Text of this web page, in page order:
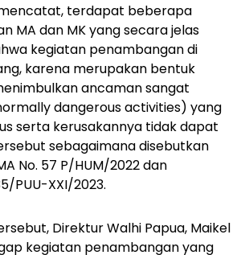
mencatat, terdapat beberapa
MA dan MK yang secara jelas
kegiatan penambangan di
karena merupakan bentuk
ancaman sangat
dangerous activities) yang
serta kerusakannya tidak dapat
sebagaimana disebutkan
No. 57 P/HUM/2022 dan
PUU-XXI/2023.
Direktur Walhi Papua, Maikel
kegiatan penambangan yang